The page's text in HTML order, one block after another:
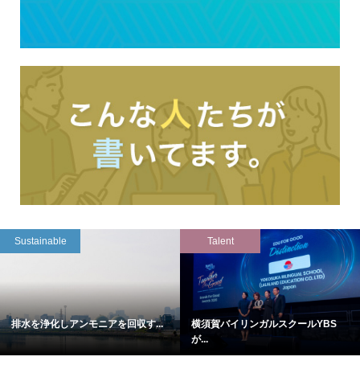
Sustainable
排水を浄化しアンモニアを回収す...
Talent
横須賀バイリンガルスクールYBS
が...